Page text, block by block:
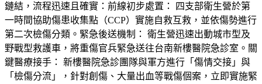
鏈結，流程迅速且確實：前線初步處置： 四支部衛生營於第
一時間協助傷患收集點（CCP）實施自救互救，並依傷勢進行
第二次檢傷分類。緊急後送機制： 衛生營迅速出動城市型及
野戰型救護車，將重傷官兵緊急送往台南新樓醫院急診室。關
鍵醫療接手： 新樓醫院急診團隊與軍方進行「傷情交接」與
「檢傷分流」，針對創傷、大量出血等戰傷個案，立即實施緊